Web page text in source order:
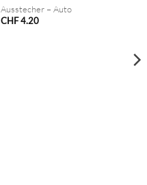
Ausstecher – Auto
CHF4.20